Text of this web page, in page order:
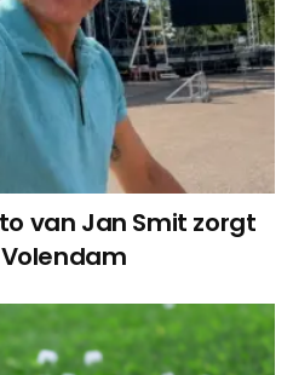
van Jan Smit zorgt